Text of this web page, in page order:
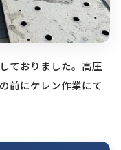
ておりました。高圧
前にケレン作業にて